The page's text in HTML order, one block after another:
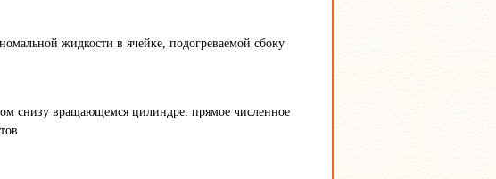
жидкости в ячейке, подогреваемой сбоку
снизу вращающемся цилиндре: прямое численное